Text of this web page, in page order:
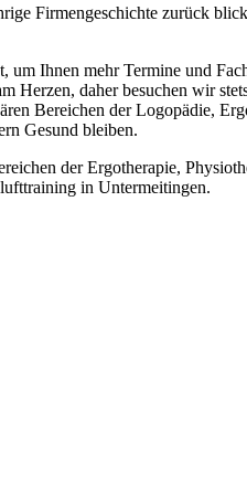
Fir­men­ge­schich­te zu­rück
um Ih­nen mehr Ter­mi­ne und
Her­zen, da­her be­su­chen wir
Be­rei­chen der Lo­go­pä­die,
Ge­sund blei­ben.
der Er­go­the­ra­pie,
in Un­ter­meit­in­gen.